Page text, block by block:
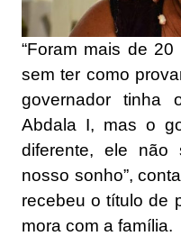
“Foram mais de
sem ter como
governador tinha
Abdala I, mas o
diferente, ele não
nosso sonho”,
recebeu o título de
mora com a família.